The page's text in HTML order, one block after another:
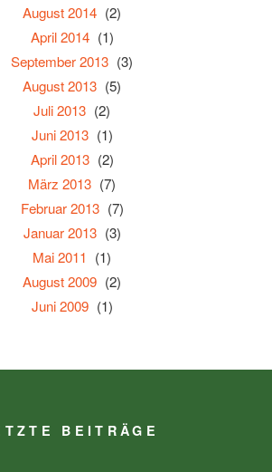
August 2014 (2)
April 2014 (1)
September 2013 (3)
August 2013 (5)
Juli 2013 (2)
Juni 2013 (1)
April 2013 (2)
März 2013 (7)
Februar 2013 (7)
Januar 2013 (3)
Mai 2011 (1)
August 2009 (2)
Juni 2009 (1)
BEITRÄGE